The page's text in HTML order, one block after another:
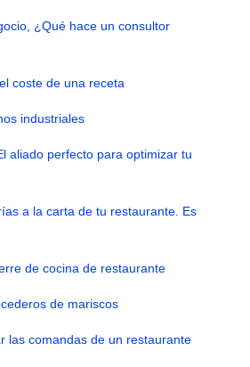
¿Qué hace un consultor
coste de una receta
industriales
aliado perfecto para optimizar tu
a la carta de tu restaurante. Es
de cocina de restaurante
de mariscos
las comandas de un restaurante